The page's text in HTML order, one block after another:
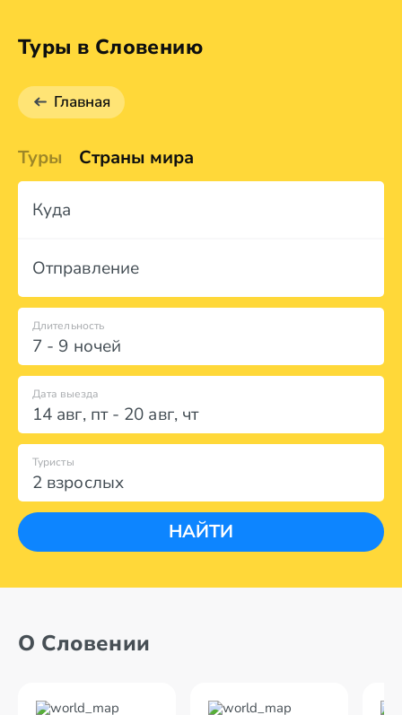
Туры в Словению
Главная
Туры Страны мира
Куда
Отправление
7 - 9 ночей
Длительность
Дата выезда
14 авг, пт- 20 авг, чт
2 взрослых
Туристы
НАЙТИ
О Словении